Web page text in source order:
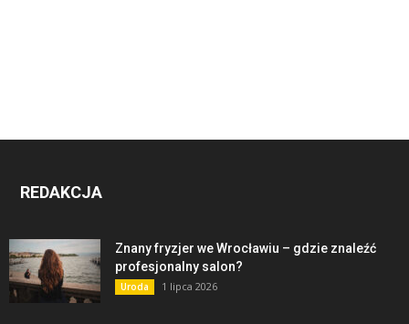
REDAKCJA
Znany fryzjer we Wrocławiu – gdzie znaleźć
profesjonalny salon?
Uroda 1 lipca 2026